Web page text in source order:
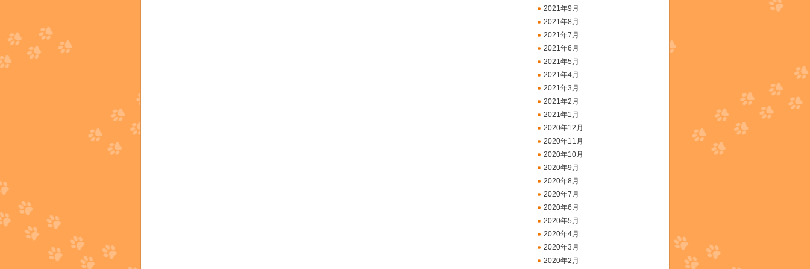
2021年9月
2021年8月
2021年7月
2021年6月
2021年5月
2021年4月
2021年3月
2021年2月
2021年1月
2020年12月
2020年11月
2020年10月
2020年9月
2020年8月
2020年7月
2020年6月
2020年5月
2020年4月
2020年3月
2020年2月